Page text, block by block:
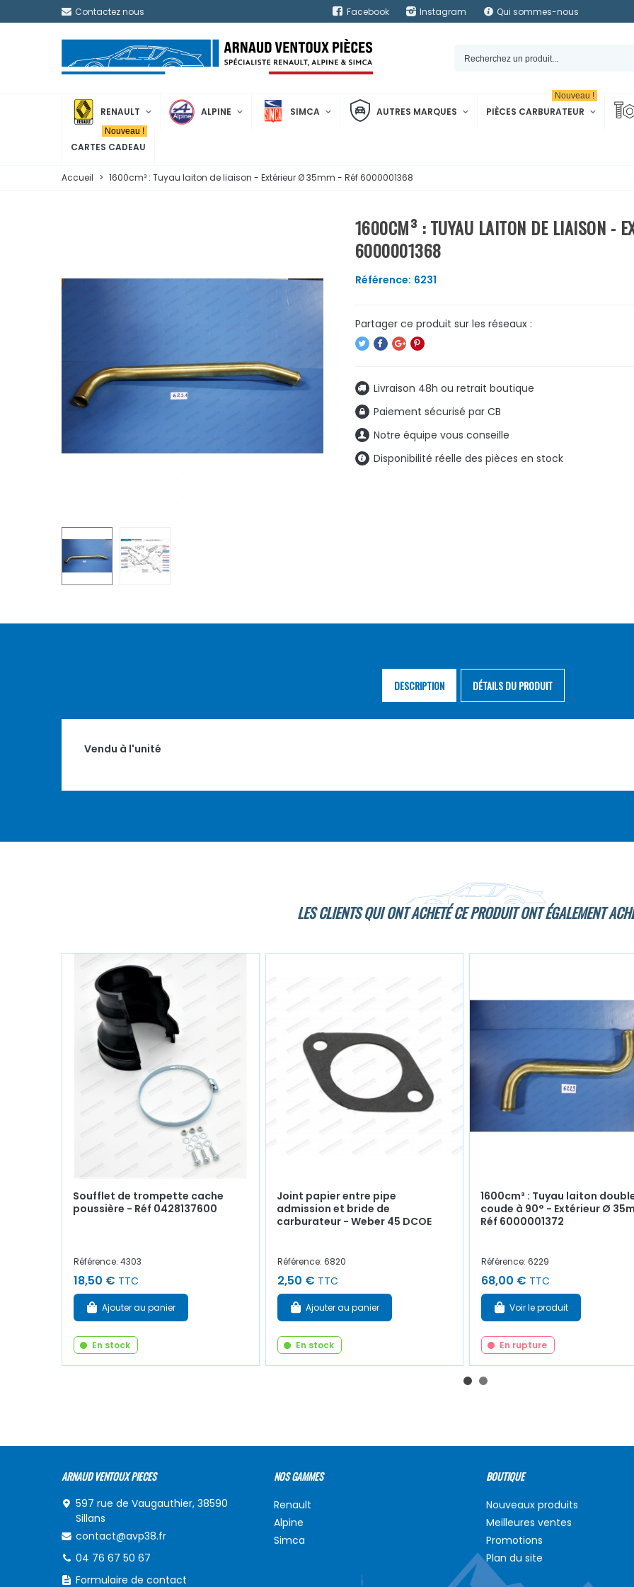
Contactez nous Facebook Instagram Qui sommes-nous
RENAULT ALPINE SIMCA AUTRES MARQUES PIÈCES CARBURATEUR
Nouveau !
CARTES CADEAU
Nouveau !
Accueil > 1600cm³ : Tuyau laiton de liaison - Extérieur Ø 35mm - Réf 6000001368
1600CM³ : TUYAU LAITON DE LIAISON -
6000001368
Référence: 6231
Livraison 48h ou retrait boutique
Paiement sécurisé par CB
Notre équipe vous conseille
Disponibilité réelle des pièces en stock
DESCRIPTION DÉTAILS DU PRODUIT
Vendu à l'unité
LES CLIENTS QUI ONT ACHETÉ CE PRODUIT ONT ÉGALEMENT
Soufflet de trompette cache
poussière - Réf 0428137600
Référence: 4303
18,50 € TTC
Ajouter au panier
En stock
Joint papier entre pipe
admission et bride de
carburateur - Weber 45 DCOE
Référence: 6820
2,50 € TTC
Ajouter au panier
En stock
1600cm³ : Tuyau laiton
coude à 90° - Extérieur Ø
Réf 6000001372
Référence: 6229
68,00 € TTC
Voir le produit
En rupture
ARNAUD VENTOUX PIECES
597 rue de Vaugauthier, 38590
Sillans
contact@avp38.fr
04 76 67 50 67
Formulaire de contact
NOS GAMMES
Renault
Alpine
Simca
BOUTIQUE
Nouveaux produits
Meilleures ventes
Promotions
Plan du site